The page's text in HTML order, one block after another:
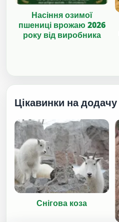
Насіння озимої
пшениці врожаю 2026
року від виробника
Цікавинки на додачу
Снігова коза